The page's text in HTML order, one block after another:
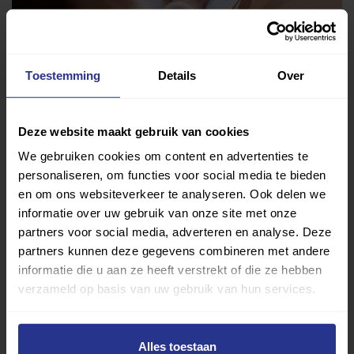
Toestemming Details Over
Deze website maakt gebruik van cookies
We gebruiken cookies om content en advertenties te
personaliseren, om functies voor social media te bieden
en om ons websiteverkeer te analyseren. Ook delen we
informatie over uw gebruik van onze site met onze
partners voor social media, adverteren en analyse. Deze
partners kunnen deze gegevens combineren met andere
informatie die u aan ze heeft verstrekt of die ze hebben
verzameld op basis van uw gebruik van hun services.
Alles toestaan
Vind jouw sport
vind je gemakkelijk jouw favoriete sport of activiteit.
die bij je past.
Sport zoeken